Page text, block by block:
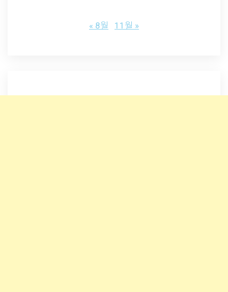
« 8월 11월 »